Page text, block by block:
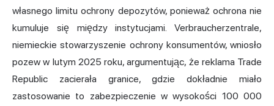
własnego limitu ochrony depozytów, ponieważ ochrona nie
kumuluje się między instytucjami. Verbraucherzentrale,
niemieckie stowarzyszenie ochrony konsumentów, wniosło
pozew w lutym 2025 roku, argumentując, że reklama Trade
Republic zacierała granice, gdzie dokładnie miało
zastosowanie to zabezpieczenie w wysokości 100 000